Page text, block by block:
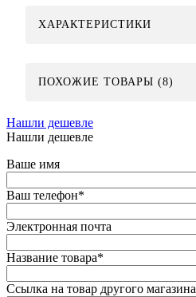
ХАРАКТЕРИСТИКИ
ПОХОЖИЕ ТОВАРЫ (8)
Нашли дешевле
Нашли дешевле
Ваше имя
Ваш телефон*
Электронная почта
Название товара*
Ссылка на товар другого магазина